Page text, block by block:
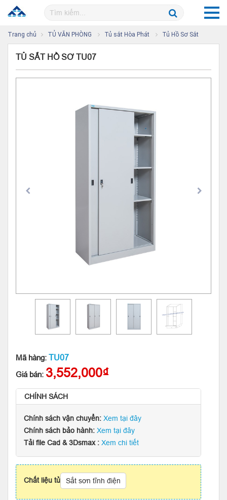
Trang chủ TỦ VĂN PHÒNG Tủ sắt Hòa Phát Tủ Hồ Sơ Sắt
TỦ SẮT HỒ SƠ TU07
Mã hàng: TU07
Giá bán: 3,552,000₫
CHÍNH SÁCH
Chính sách vận chuyển: Xem tại đây
Chính sách bảo hành: Xem tại đây
Tải file Cad & 3Dsmax : Xem chi tiết
Chất liệu tủ Sắt sơn tĩnh điện